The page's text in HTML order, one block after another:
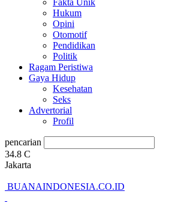
Fakta Unik
Hukum
Opini
Otomotif
Pendidikan
Politik
Ragam Peristiwa
Gaya Hidup
Kesehatan
Seks
Advertorial
Profil
pencarian
34.8 C
Jakarta
BUANAINDONESIA.CO.ID